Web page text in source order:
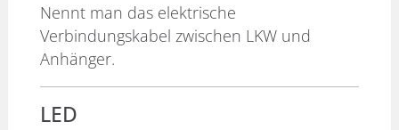
Nennt man das elektrische
Verbindungskabel zwischen LKW und
Anhänger.
LED